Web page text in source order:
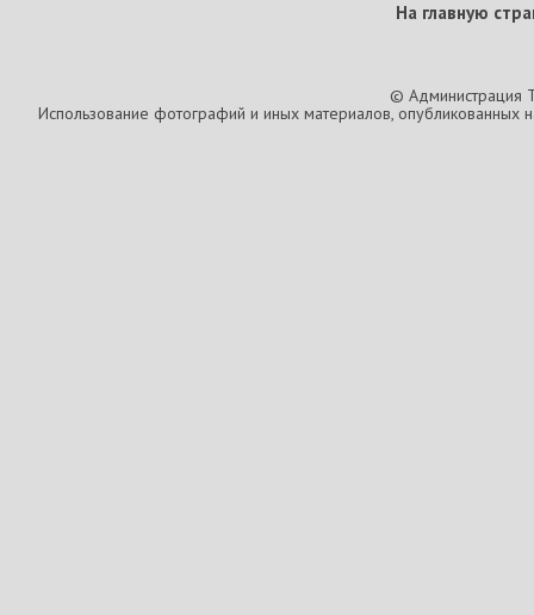
На главную
© Администрация
Использование фотографий и иных материалов, опубликованных